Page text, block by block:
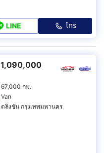
LINE โทร
1,090,000
67,000 กม.
Van
ตลิ่งชัน กรุงเทพมหานคร